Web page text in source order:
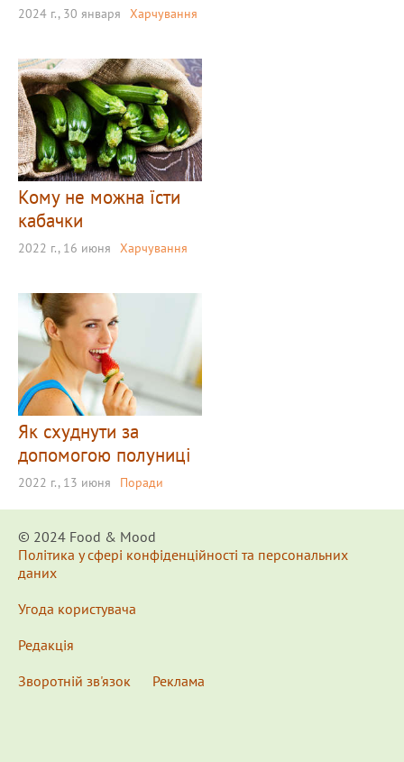
2024 г., 30 января Харчування
Кому не можна їсти
кабачки
2022 г., 16 июня Харчування
Як схуднути за
допомогою полуниці
2022 г., 13 июня Поради
© 2024 Food & Мood
Політика у сфері конфіденційності та персональних
даних
Угода користувача
Редакція
Зворотній зв'язок
Реклама